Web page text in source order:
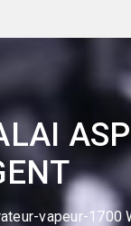
vapeur-1700